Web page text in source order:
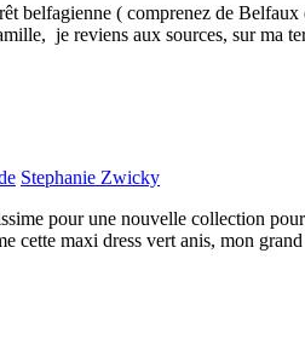
( comprenez de Belfaux
je reviens aux sources, sur ma
Stephanie Zwicky
pour une nouvelle collection
cette maxi dress vert anis, mon